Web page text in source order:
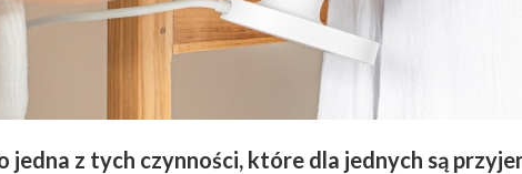
jedna z tych czynności, które dla jednych są